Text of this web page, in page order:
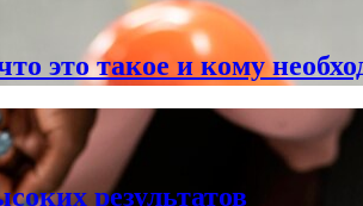
это такое и кому
результатов